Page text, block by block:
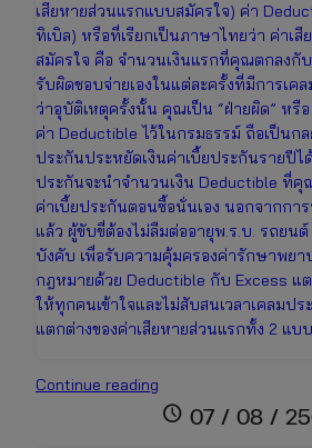
เสียหายส่วนแรกแบบสมัครใจ) ค่า
ทิเบิล) หรือที่เรียกเป็นภาษาไทยว่า ค่าเ
สมัครใจ คือ จำนวนเงินแรกที่คุณตกลงกั
รับผิดชอบจ่ายเองในแต่ละครั้งที่มีการเค
ว่าอุบัติเหตุครั้งนั้น คุณเป็น “ฝ่ายผิด” หรื
ค่า Deductible ไว้ในกรมธรรม์ ถือเป็นก
ประกันประหยัดเงินค่าเบี้ยประกันรายปีไ
ประกันจะนำจำนวนเงิน Deductible ที่คุ
ค่าเบี้ยประกันตอนซื้อนั่นเอง นอกจากกา
แล้ว ผู้ขับขี่ต้องไม่ลืมต่ออายุพ.ร.บ. รถยน
บังคับ เพื่อรับความคุ้มครองค่ารักษาพยา
กฎหมายด้วย Deductible กับ Excess แ
ให้ทุกคนเข้าใจและไม่สับสนเวลาเคลมปร
แตกต่างของค่าเสียหายส่วนแรกทั้ง 2 แบ
Continue reading
คือ
schedule 07 / 08 /